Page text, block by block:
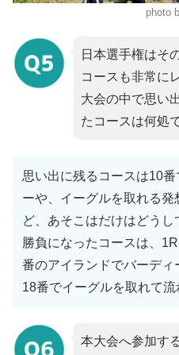
photo
日本選手権はそ
コースも非常に
大会の中で思い
たコースは何処
思い出に残るコースは10
ーや、イーグルを取れる
ど、あそこはだけはどう
勝負になったコースは、
番のアイランドでバーディ
18番でイーグルを取れて流
本大会へ参加す